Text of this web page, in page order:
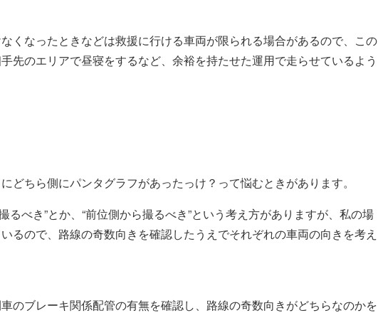
くなったときなどは救援に行ける車両が限られる場合があるので、この
先のエリアで昼寝をするなど、余裕を持たせた運用で走らせているよう
どちら側にパンタグラフがあったっけ？って悩むときがあります。
るべき”とか、“前位側から撮るべき”という考え方がありますが、私の場
るので、路線の奇数向きを確認したうえでそれぞれの車両の向きを考え
のブレーキ関係配管の有無を確認し、路線の奇数向きがどちらなのかを